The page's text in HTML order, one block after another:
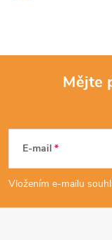
p
a
Mějte
E-mail
Vložením e-mailu